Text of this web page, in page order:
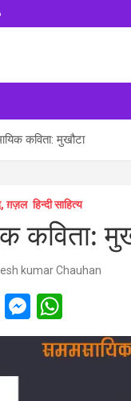
कविता: मुखौटा
ग़ज़ल हिन्दी साहित्य
कविता:
kumar Chauhan
Li
M
es
se
h
at